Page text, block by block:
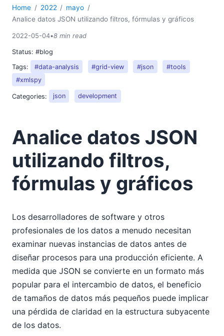
Home 2022
mayo
Analice datos JSON utilizando filtros, fórmulas y gráficos
2022-05-04•8 min read
Status: #blog
Tags:
#data-analysis #grid-view #json
#tools
#xmlspy
Categories: json development
Analice datos JSON
utilizando filtros,
fórmulas y gráficos
Los desarrolladores de software y otros
profesionales de los datos a menudo necesitan
examinar nuevas instancias de datos antes de
diseñar procesos para una producción eficiente. A
medida que JSON se convierte en un formato más
popular para el intercambio de datos, el beneficio
de tamaños de datos más pequeños puede implicar
una pérdida de claridad en la estructura subyacente
de los datos.